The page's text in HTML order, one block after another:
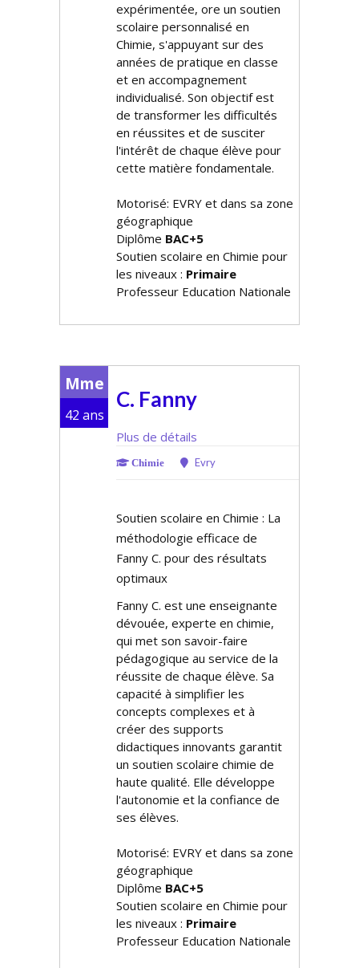
expérimentée, offre un soutien
scolaire personnalisé en
Chimie, s'appuyant sur des
années de pratique en classe
et en accompagnement
individualisé. Son objectif est
de transformer les difficultés
en réussites et de susciter
l'intérêt de chaque élève pour
cette matière fondamentale.
Motorisé: EVRY et dans sa zone
géographique
Diplôme BAC+5
Soutien scolaire en Chimie pour
les niveaux : Primaire
Professeur Education Nationale
Mme
42 ans
C. Fanny
Plus de détails
Chimie Evry
Soutien scolaire en Chimie : La
méthodologie efficace de
Fanny C. pour des résultats
optimaux
Fanny C. est une enseignante
dévouée, experte en chimie,
qui met son savoir-faire
pédagogique au service de la
réussite de chaque élève. Sa
capacité à simplifier les
concepts complexes et à
créer des supports
didactiques innovants garantit
un soutien scolaire chimie de
haute qualité. Elle développe
l'autonomie et la confiance de
ses élèves.
Motorisé: EVRY et dans sa zone
géographique
Diplôme BAC+5
Soutien scolaire en Chimie pour
les niveaux : Primaire
Professeur Education Nationale